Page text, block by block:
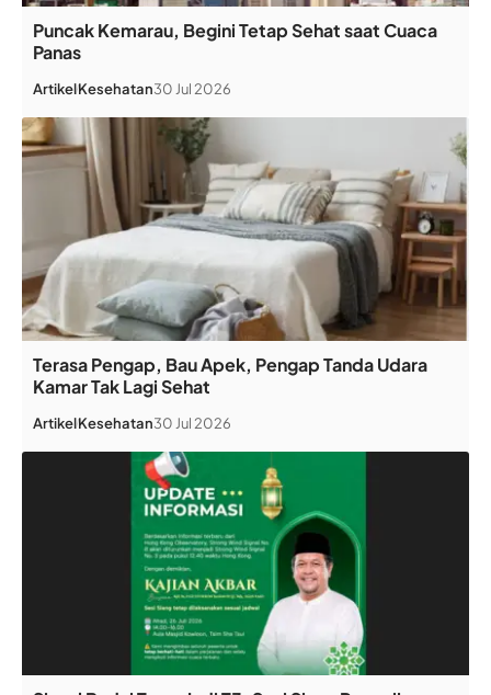
Puncak Kemarau, Begini Tetap Sehat saat Cuaca
Panas
ArtikelKesehatan30 Jul 2026
Terasa Pengap, Bau Apek, Pengap Tanda Udara
Kamar Tak Lagi Sehat
ArtikelKesehatan30 Jul 2026